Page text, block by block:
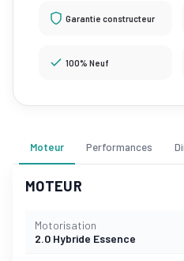
Garantie constructeur
100% Neuf
Moteur Performances
MOTEUR
Motorisation
2.0 Hybride Essence